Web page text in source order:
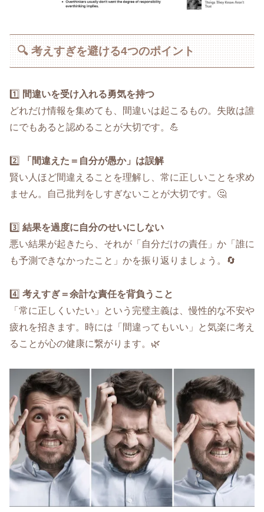
🔍 考えすぎを避ける4つのポイント
1️⃣ 間違いを受け入れる勇気を持つ
どれだけ情報を集めても、間違いは起こるもの。失敗は誰
にでもあると認めることが大切です。💪
2️⃣
「間違えた＝自分が愚か」は誤解
賢い人ほど間違えることを理解し、常に正しいことを求め
ません。自己批判をしすぎないことが大切です。🤔
3️⃣ 結果を過度に自分のせいにしない
悪い結果が起きたら、それが「自分だけの責任」か「誰に
も予測できなかったこと」かを振り返りましょう。🔄
4️⃣ 考えすぎ＝余計な責任を背負うこと
「常に正しくいたい」という完璧主義は、慢性的な不安や
疲れを招きます。時には「間違ってもいい」と気楽に考え
ることが心の健康に繋がります。🌿